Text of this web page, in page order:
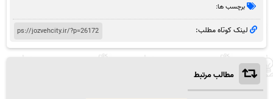
برچسب ها:
لینک کوتاه مطلب:
مطالب مرتبط